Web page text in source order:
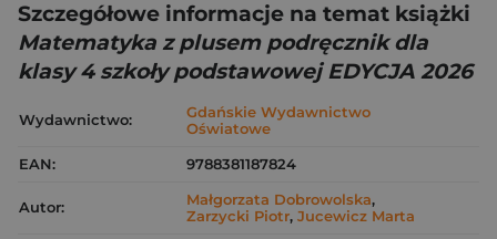
Szczegółowe informacje na temat książki
Matematyka z plusem podręcznik dla
klasy 4 szkoły podstawowej EDYCJA 2026
Wydawnictwo:
Gdańskie Wydawnictwo
Oświatowe
EAN:
9788381187824
Autor: Małgorzata Dobrowolska,
Zarzycki Piotr, Jucewicz Marta